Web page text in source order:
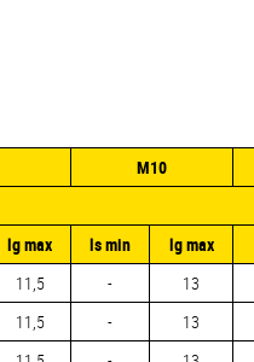
М10
lg max ls min lg max
11,5 - 13
11,5 - 13